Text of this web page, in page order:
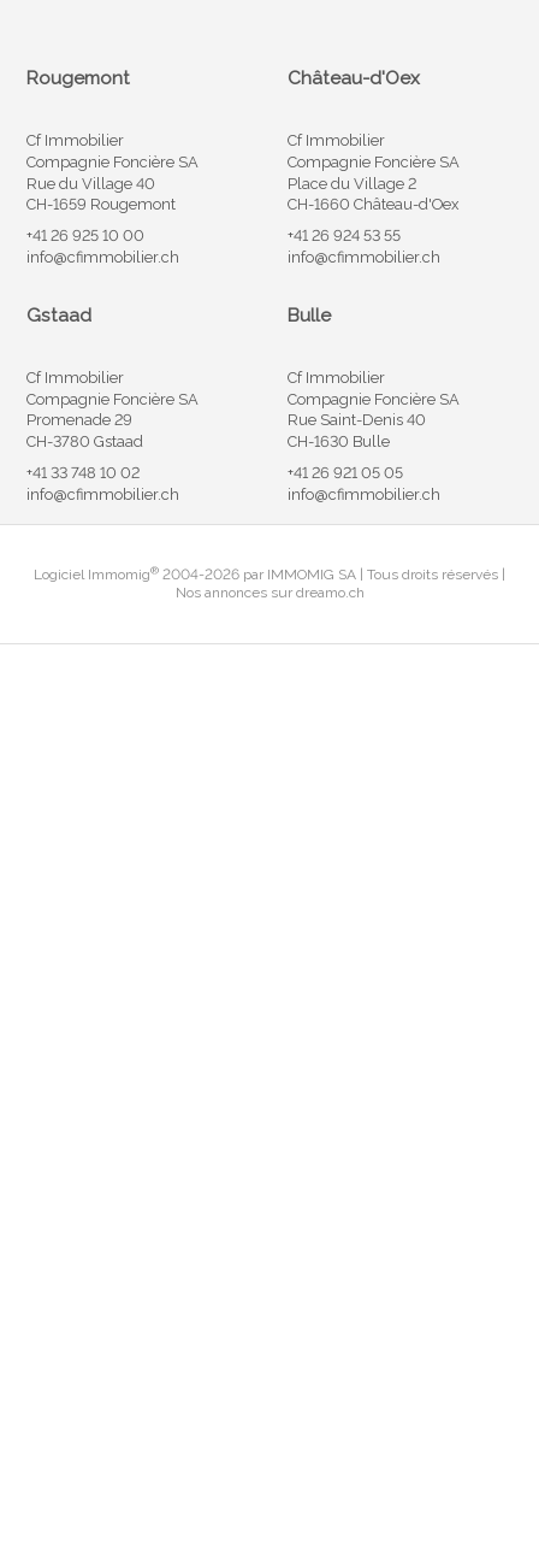
Rougemont
Cf Immobilier
Compagnie Foncière SA
Rue du Village 40
CH-1659 Rougemont
+41 26 925 10 00
info@cfimmobilier.ch
Château-d'Oex
Cf Immobilier
Compagnie Foncière SA
Place du Village 2
CH-1660 Château-d'Oex
+41 26 924 53 55
info@cfimmobilier.ch
Gstaad
Cf Immobilier
Compagnie Foncière SA
Promenade 29
CH-3780 Gstaad
+41 33 748 10 02
info@cfimmobilier.ch
Bulle
Cf Immobilier
Compagnie Foncière SA
Rue Saint-Denis 40
CH-1630 Bulle
+41 26 921 05 05
info@cfimmobilier.ch
Logiciel Immomig® 2004-2026 par IMMOMIG SA | Tous droits réservés |
Nos annonces sur dreamo.ch